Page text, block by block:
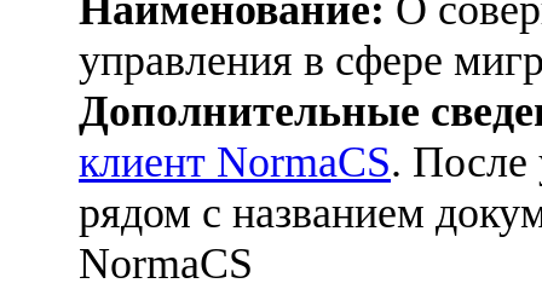
управления в сфере
Дополнительные
клиент NormaCS. После
рядом с названием
NormaCS